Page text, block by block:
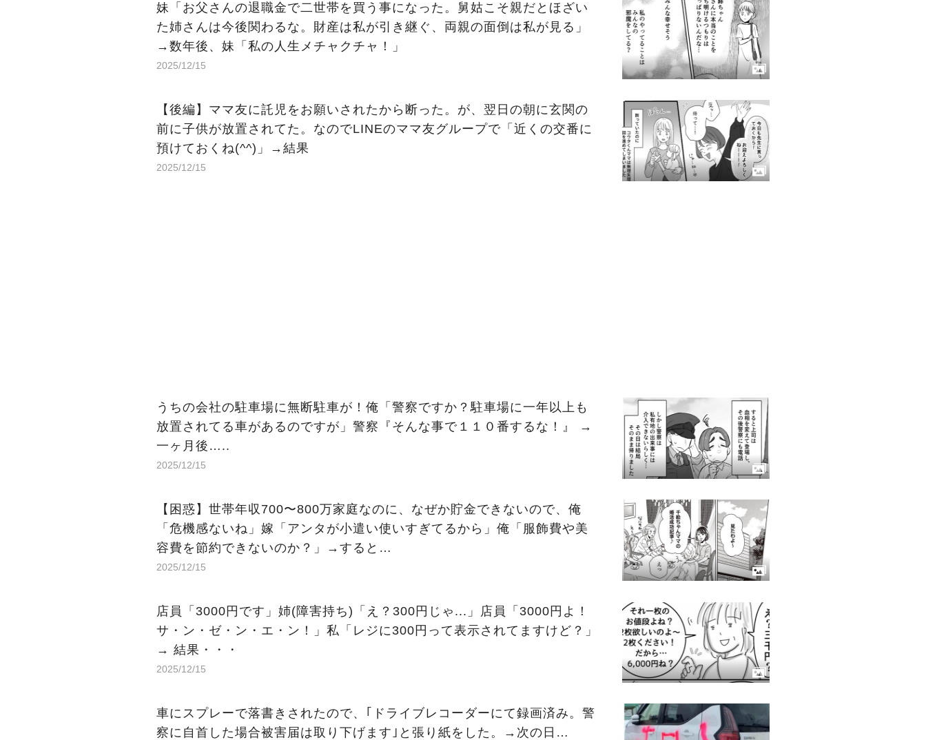
妹「お父さんの退職金で二世帯を買う事になった。舅姑こそ親だとほざい
た姉さんは今後関わるな。財産は私が引き継ぐ、両親の面倒は私が見る」
→数年後、妹「私の人生メチャクチャ！」
2025/12/15
【後編】ママ友に託児をお願いされたから断った。が、翌日の朝に玄関の
前に子供が放置されてた。なのでLINEのママ友グループで「近くの交番に
預けておくね(^^)」→結果
2025/12/15
うちの会社の駐車場に無断駐車が！俺「警察ですか？駐車場に一年以上も
放置されてる車があるのですが」警察『そんな事で１１０番するな！』 →
一ヶ月後…..
2025/12/15
【困惑】世帯年収700〜800万家庭なのに、なぜか貯金できないので、俺
「危機感ないね」嫁「アンタが小遣い使いすぎてるから」俺「服飾費や美
容費を節約できないのか？」→すると…
2025/12/15
店員「3000円です」姉(障害持ち)「え？300円じゃ...」店員「3000円よ！
サ・ン・ゼ・ン・エ・ン！」私「レジに300円って表示されてますけど？」
→ 結果・・・
2025/12/15
車にスプレーで落書きされたので、｢ドライブレコーダーにて録画済み。警
察に自首した場合被害届は取り下げます｣と張り紙をした。→次の日…